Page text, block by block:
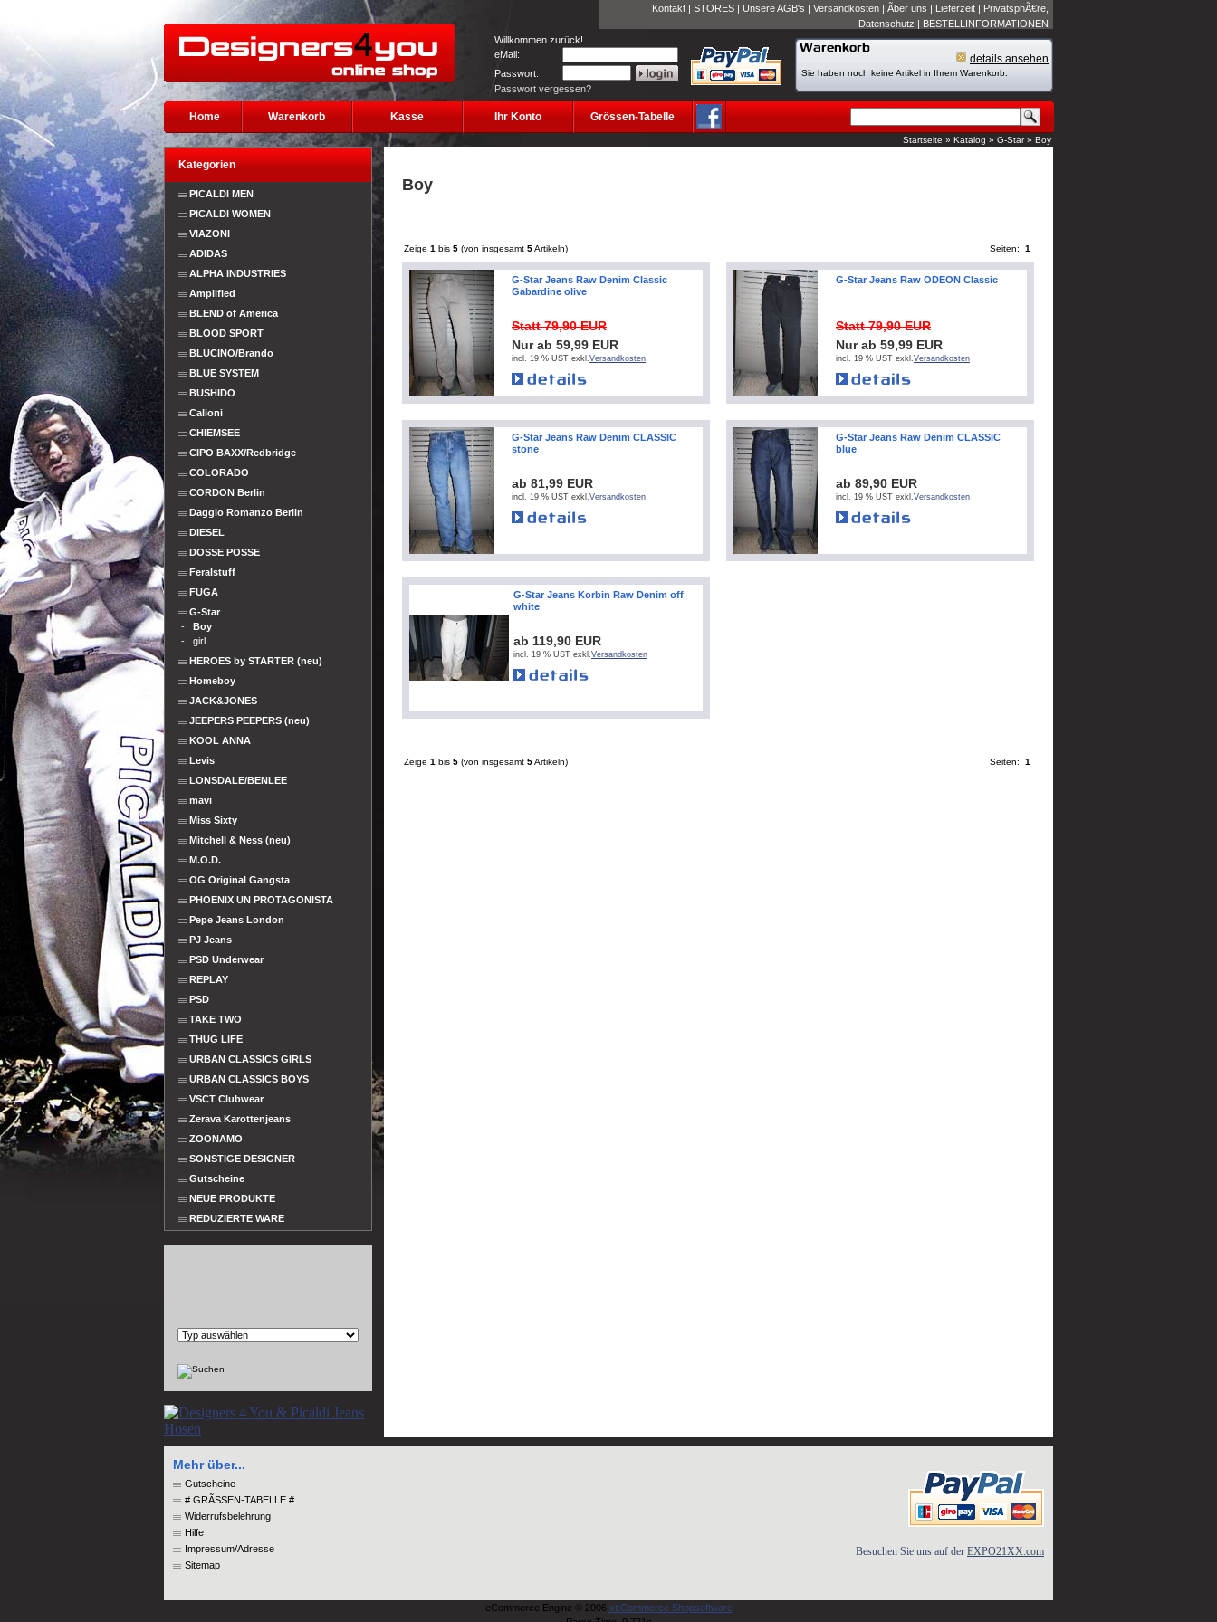
Kontakt | STORES | Unsere AGB's | Versandkosten | Ãber uns | Lieferzeit | PrivatsphÃ€re,
Datenschutz | BESTELLINFORMATIONEN
Willkommen zurück!
eMail:
Passwort:
Passwort vergessen?
details ansehen
Sie haben noch keine Artikel in Ihrem Warenkorb.
Home Warenkorb Kasse Ihr Konto Grössen-Tabelle
Startseite » Katalog » G-Star» Boy
Kategorien
PICALDI MEN
PICALDI WOMEN
VIAZONI
ADIDAS
ALPHA INDUSTRIES
Amplified
BLEND of America
BLOOD SPORT
BLUCINO/Brando
BLUE SYSTEM
BUSHIDO
Calioni
CHIEMSEE
CIPO BAXX/Redbridge
COLORADO
CORDON Berlin
Daggio Romanzo Berlin
DIESEL
DOSSE POSSE
Feralstuff
FUGA
G-Star
- Boy
- girl
HEROES by STARTER (neu)
Homeboy
JACK&JONES
JEEPERS PEEPERS (neu)
KOOL ANNA
Levis
LONSDALE/BENLEE
mavi
Miss Sixty
Mitchell & Ness (neu)
M.O.D.
OG Original Gangsta
PHOENIX UN PROTAGONISTA
Pepe Jeans London
PJ Jeans
PSD Underwear
REPLAY
PSD
TAKE TWO
THUG LIFE
URBAN CLASSICS GIRLS
URBAN CLASSICS BOYS
VSCT Clubwear
Zerava Karottenjeans
ZOONAMO
SONSTIGE DESIGNER
Gutscheine
NEUE PRODUKTE
REDUZIERTE WARE
Boy
Zeige 1 bis 5 (von insgesamt 5Artikeln) Seiten: 1
G-Star Jeans Raw Denim Classic
Gabardine olive
Statt 79,90 EUR
Nur ab 59,99 EUR
incl. 19 % UST exkl.Versandkosten
G-Star Jeans Raw ODEON Classic
Statt 79,90 EUR
Nur ab 59,99 EUR
incl. 19 % UST exkl.Versandkosten
G-Star Jeans Raw Denim CLASSIC
stone
ab 81,99 EUR
incl. 19 % UST exkl.Versandkosten
G-Star Jeans Raw Denim CLASSIC
blue
ab 89,90 EUR
incl. 19 % UST exkl.Versandkosten
G-Star Jeans Korbin Raw Denim off
white
ab 119,90 EUR
incl. 19 % UST exkl.Versandkosten
Zeige 1 bis 5 (von insgesamt 5Artikeln) Seiten: 1
Mehr über...
Gutscheine
# GRÃSSEN-TABELLE #
Widerrufsbelehrung
Hilfe
Impressum/Adresse
Sitemap
Besuchen Sie uns auf der EXPO21XX.com
eCommerce Engine © 2006 xt:Commerce Shopsoftware